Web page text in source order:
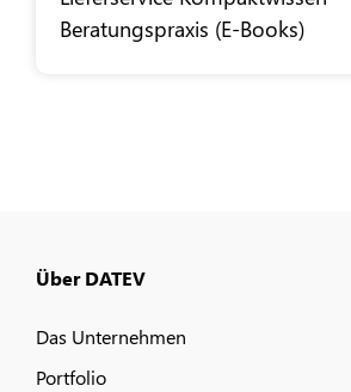
Beratungspraxis (E-Books)
Über DATEV
Das Unternehmen
Portfolio